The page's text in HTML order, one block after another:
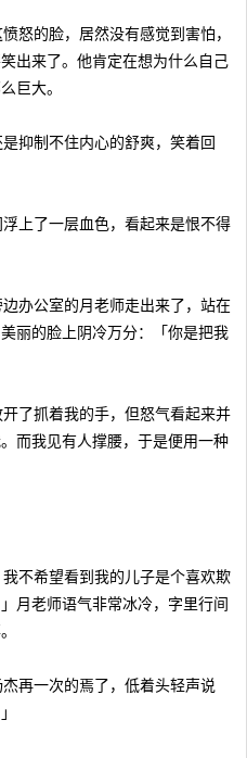
怒的脸，居然没有感觉到害怕，
出来了。他肯定在想为什么自己
巨大。
抑制不住内心的舒爽，笑着回
上了一层血色，看起来是恨不得
办公室的月老师走出来了，站在
丽的脸上阴冷万分：「你是把我
了抓着我的手，但怒气看起来并
而我见有人撑腰，于是便用一种
不希望看到我的儿子是个喜欢欺
月老师语气非常冰冷，字里行间
再一次的焉了，低着头轻声说